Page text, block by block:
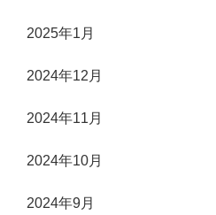
2025年1月
2024年12月
2024年11月
2024年10月
2024年9月